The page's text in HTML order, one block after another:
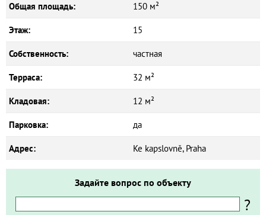
Общая площадь: 150 м²
Этаж: 15
Собственность: частная
Терраса: 32 м²
Кладовая: 12 м²
Парковка: да
Адрес: Ke kapslovně, Praha
Задайте вопрос по объекту
?